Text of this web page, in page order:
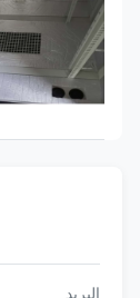
البريد